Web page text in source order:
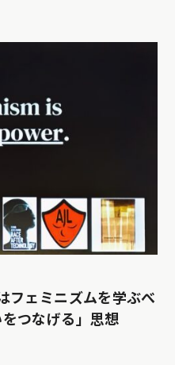
フェミニズムを学ぶべ
つなげる」思想